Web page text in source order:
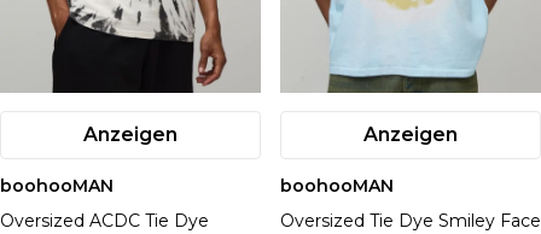
Anzeigen
boohooMAN
Oversized ACDC Tie Dye
Anzeigen
boohooMAN
Oversized Tie Dye Smiley Face